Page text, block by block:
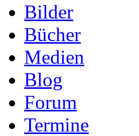
Bilder
Bücher
Medien
Blog
Forum
Termine